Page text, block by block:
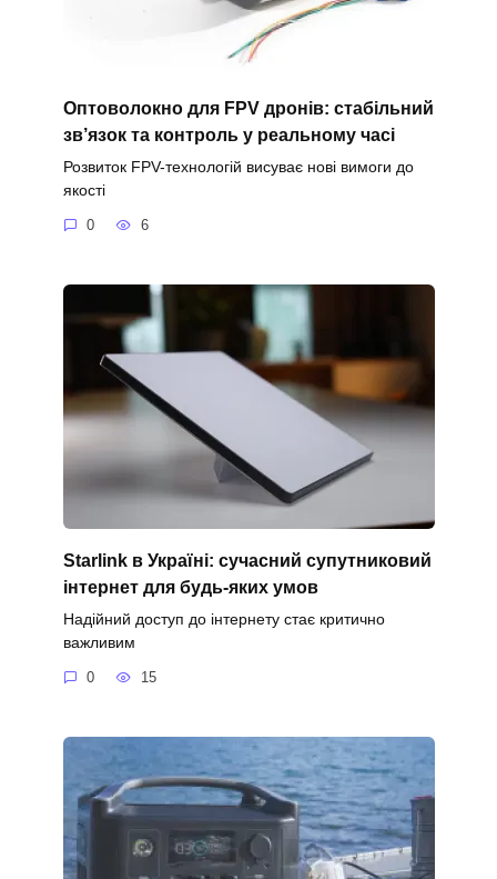
Оптоволокно для FPV дронів: стабільний
зв’язок та контроль у реальному часі
Розвиток FPV-технологій висуває нові вимоги до
якості
0 6
Starlink в Україні: сучасний супутниковий
інтернет для будь-яких умов
Надійний доступ до інтернету стає критично
важливим
0 15